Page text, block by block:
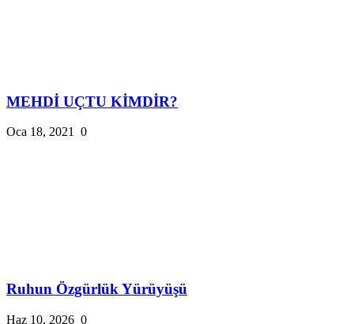
MEHDİ UÇTU KİMDİR?
Oca 18, 2021 0
Ruhun Özgürlük Yürüyüşü
Haz 10, 2026 0